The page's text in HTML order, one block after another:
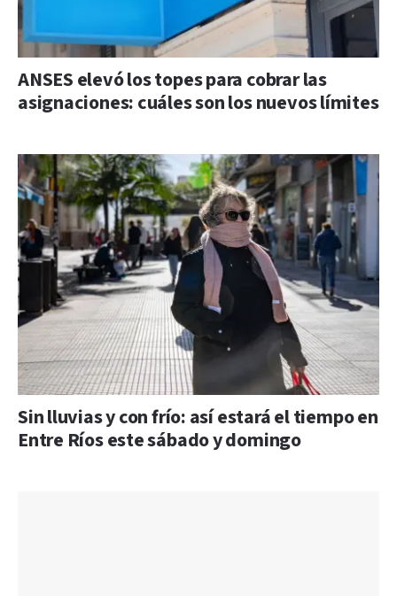
ANSES elevó los topes para cobrar las
asignaciones: cuáles son los nuevos límites
Sin lluvias y con frío: así estará el tiempo en
Entre Ríos este sábado y domingo